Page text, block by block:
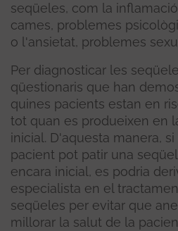
seqüeles, com la
cames, problemes
o l'ansietat, problemes
Per diagnosticar les
qüestionaris que han
quines pacients estan en
tot quan es produeixen en
inicial. D'aquesta manera,
pacient pot patir una
encara inicial, es podria
especialista en el
seqüeles per evitar que
millorar la salut de la